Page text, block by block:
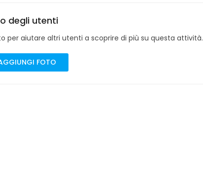
degli utenti
per aiutare altri utenti a scoprire di più su questa attività.
FOTO